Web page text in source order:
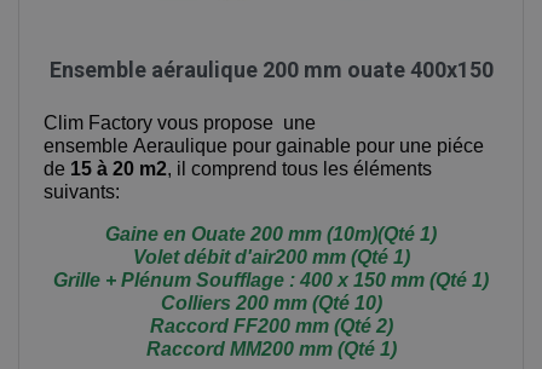
Ensemble aéraulique 200 mm ouate 400x150
Clim Factory vous propose une
ensemble Aeraulique pour gainable pour une piéce
de 15 à 20 m2, il comprend tous les éléments
suivants:
Gaine en Ouate 200 mm (10m)(Qté 1)
Volet débit d'air200 mm (Qté 1)
Grille + Plénum Soufflage : 400 x 150 mm (Qté 1)
Colliers 200 mm (Qté 10)
Raccord FF200 mm (Qté 2)
Raccord MM200 mm (Qté 1)